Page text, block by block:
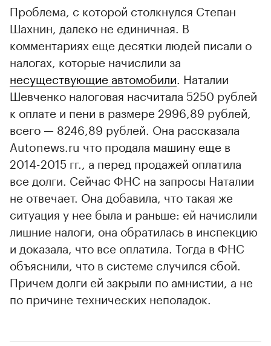
Проблема, с которой столкнулся Степан
Шахнин, далеко не единичная. В
комментариях еще десятки людей писали о
налогах, которые начислили за
несуществующие автомобили . Наталии
Шевченко налоговая насчитала 5250 рублей
к оплате и пени в размере 2996,89 рублей,
всего — 8246,89 рублей. Она рассказала
Autonews.ru что продала машину еще в
2014-2015 гг., а перед продажей оплатила
все долги. Сейчас ФНС на запросы Наталии
не отвечает. Она добавила, что такая же
ситуация у нее была и раньше: ей начислили
лишние налоги, она обратилась в инспекцию
и доказала, что все оплатила. Тогда в ФНС
объяснили, что в системе случился сбой.
Причем долги ей закрыли по амнистии, а не
по причине технических неполадок.